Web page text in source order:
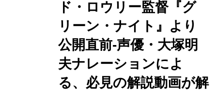
して、自分の内面へと向き合っていく
若者の成長物語を、示唆に富んだ斬新
で濃度の高い魅惑的な映像で描き出
す。 アーサー王の甥として恵まれた環
境で怠惰な日々を送る主人公サ...
ド・ロウリー監督『グ
リーン・ナイト』より
公開直前-声優・大塚明
夫ナレーションによ
る、必見の解説動画が解